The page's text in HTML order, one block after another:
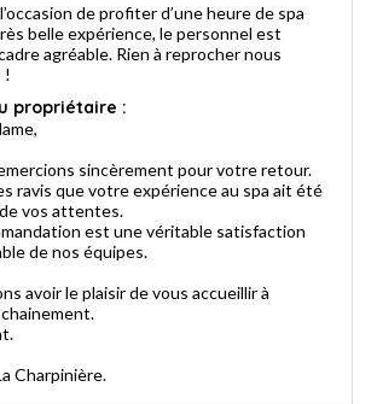
de profiter d’une heure de spa
belle expérience, le personnel est
agréable. Rien à reprocher nous
!
propriétaire :
sincèrement pour votre retour.
ravis que votre expérience au spa ait été
vos attentes.
est une véritable satisfaction
de nos équipes.
avoir le plaisir de vous accueillir à
Charpinière.